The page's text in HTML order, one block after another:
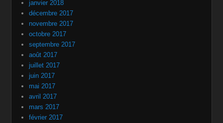
janvier 2018
décembre 2017
novembre 2017
octobre 2017
septembre 2017
août 2017
juillet 2017
juin 2017
mai 2017
avril 2017
mars 2017
février 2017